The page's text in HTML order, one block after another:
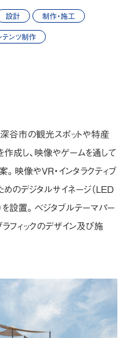
設計 制作・施工
テンツ制作
谷市の観光スポットや特産
作成し、映像やゲームを通して
。映像やVR・インタラクティブ
めのデジタルサイネージ（LED
を設置。ベジタブルテーマパー
フィックのデザイン及び施